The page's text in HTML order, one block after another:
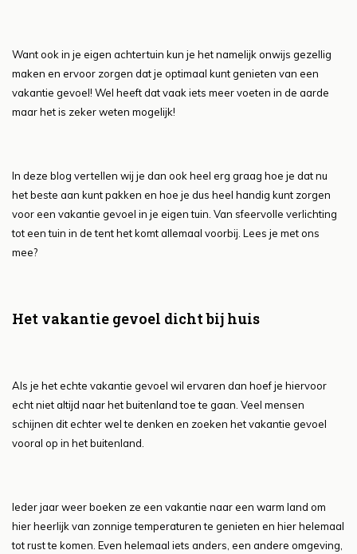
Want ook in je eigen achtertuin kun je het namelijk onwijs gezellig
maken en ervoor zorgen dat je optimaal kunt genieten van een
vakantie gevoel! Wel heeft dat vaak iets meer voeten in de aarde
maar het is zeker weten mogelijk!
In deze blog vertellen wij je dan ook heel erg graag hoe je dat nu
het beste aan kunt pakken en hoe je dus heel handig kunt zorgen
voor een vakantie gevoel in je eigen tuin. Van sfeervolle verlichting
tot een tuin in de tent het komt allemaal voorbij. Lees je met ons
mee?
Het vakantie gevoel dicht bij huis
Als je het echte vakantie gevoel wil ervaren dan hoef je hiervoor
echt niet altijd naar het buitenland toe te gaan. Veel mensen
schijnen dit echter wel te denken en zoeken het vakantie gevoel
vooral op in het buitenland.
Ieder jaar weer boeken ze een vakantie naar een warm land om
hier heerlijk van zonnige temperaturen te genieten en hier helemaal
tot rust te komen. Even helemaal iets anders, een andere omgeving,